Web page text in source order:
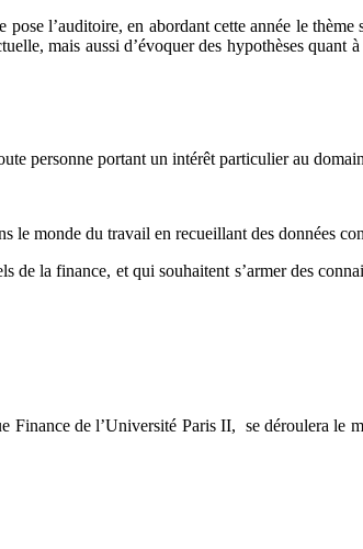
l’auditoire, en abordant cette année le
mais aussi d’évoquer des hypothèses
personne portant un intérêt particulier au
monde du travail en recueillant des données
finance, et qui souhaitent s’armer des
de l’Université Paris II, se déroulera le